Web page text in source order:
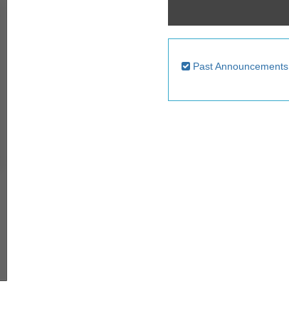
Past Announcements